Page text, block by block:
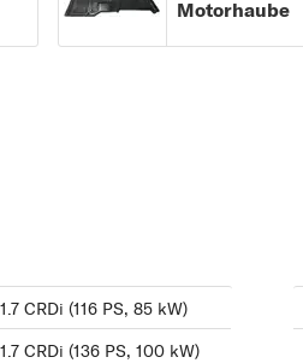
Motorhaube
CRDi (116 PS, 85 kW)
CRDi (136 PS, 100 kW)